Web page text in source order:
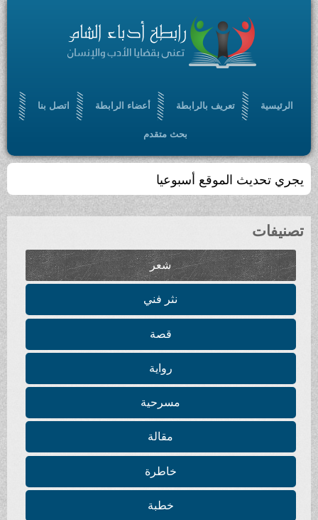
الرئيسية تعريف بالرابطة أعضاء الرابطة اتصل بنا
بحث متقدم
يجري تحديث الموقع أسبوعيا
تصنيفات
شعر
نثر فني
قصة
رواية
مسرحية
مقالة
خاطرة
خطبة